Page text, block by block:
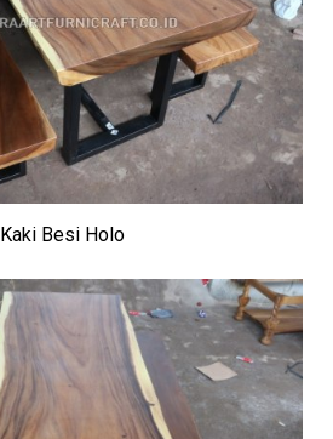
Kaki Besi Holo